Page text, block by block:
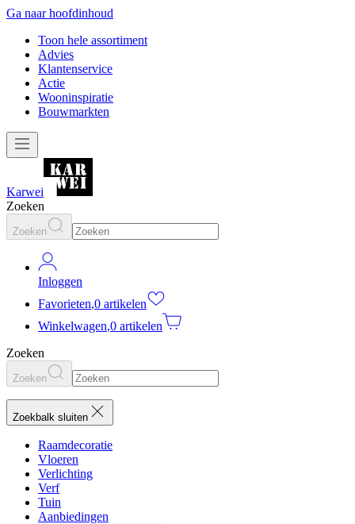
Ga naar hoofdinhoud
Toon hele assortiment
Advies
Klantenservice
Actie
Wooninspiratie
Bouwmarkten
Karwei
Zoeken
Zoeken
Inloggen
Favorieten,0 artikelen
Winkelwagen,0 artikelen
Zoeken
Zoeken
Zoekbalk sluiten
Raamdecoratie
Vloeren
Verlichting
Verf
Tuin
Aanbiedingen